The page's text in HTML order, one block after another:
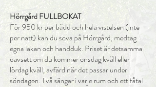
Hörrgård FULLBOKAT
För 950 kr per bädd och hela vistelsen (inte
per natt) kan du sova på Hörrgård, medtag
egna lakan och handduk. Priset är detsamma
oavsett om du kommer onsdag kväll eller
lördag kväll, avfärd när det passar under
söndagen. Två sängar i varje rum och ett fåtal